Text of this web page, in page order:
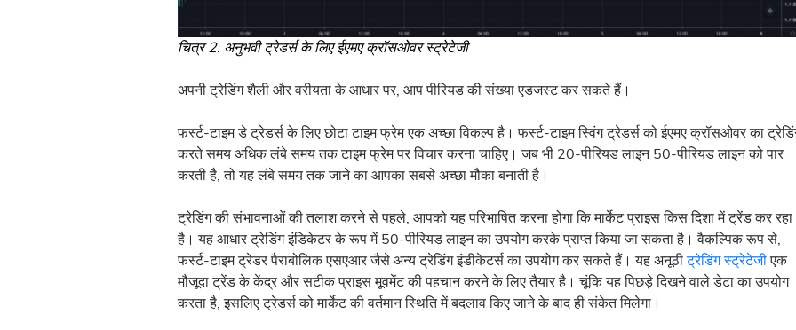
चित्र 2. अनुभवी ट्रेडर्स के लिए ईएमए क्रॉसओवर स्ट्रेटेजी
अपनी ट्रेडिंग शैली और वरीयता के आधार पर, आप पीरियड की संख्या एडजस्ट कर सकते हैं।
फर्स्ट-टाइम डे ट्रेडर्स के लिए छोटा टाइम फ्रेम एक अच्छा विकल्प है। फर्स्ट-टाइम स्विंग ट्रेडर्स को ईएमए क्रॉसओवर का
करते समय अधिक लंबे समय तक टाइम फ्रेम पर विचार करना चाहिए। जब भी 20-पीरियड लाइन 50-पीरियड लाइन को पार
करती है, तो यह लंबे समय तक जाने का आपका सबसे अच्छा मौका बनाती है।
ट्रेडिंग की संभावनाओं की तलाश करने से पहले, आपको यह परिभाषित करना होगा कि मार्केट प्राइस किस दिशा में ट्रेंड कर रहा
है। यह आधार ट्रेडिंग इंडिकेटर के रूप में 50-पीरियड लाइन का उपयोग करके प्राप्त किया जा सकता है। वैकल्पिक रूप से,
फर्स्ट-टाइम ट्रेडर पैराबोलिक एसएआर जैसे अन्य ट्रेडिंग इंडीकेटर्स का उपयोग कर सकते हैं। यह अनूठीट्रेडिंग स्ट्रेटेजीएक
मौजूदा ट्रेंड के केंद्र और सटीक प्राइस मूवमेंट की पहचान करने के लिए तैयार है। चूंकि यह पिछड़े दिखने वाले डेटा का उपयोग
करता है, इसलिए ट्रेडर्स को मार्केट की वर्तमान स्थिति में बदलाव किए जाने के बाद ही संकेत मिलेगा।